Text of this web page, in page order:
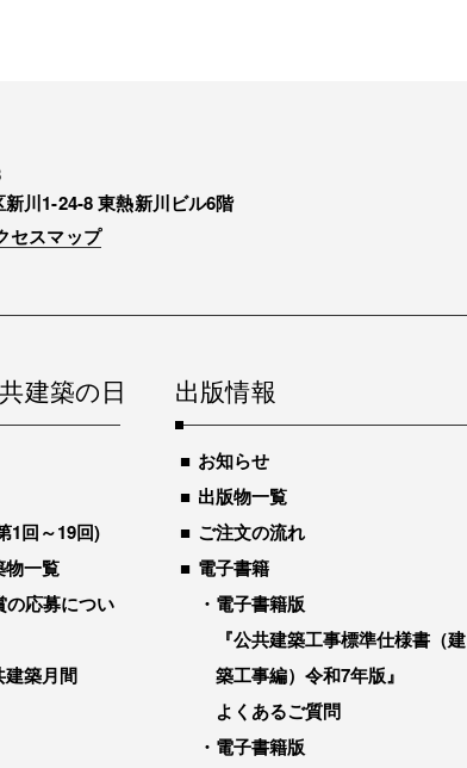
川1-24-8 東熱新川ビル6階
セスマップ
建築の日
1回～19回)
物一覧
の応募につい
建築月間
出版情報
お知らせ
出版物一覧
ご注文の流れ
電子書籍
電子書籍版
『公共建築工事標準仕様書（建
築工事編）令和7年版』
よくあるご質問
電子書籍版